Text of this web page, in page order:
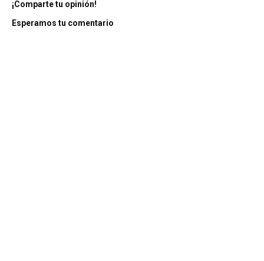
¡Comparte tu opinión!
Esperamos tu comentario